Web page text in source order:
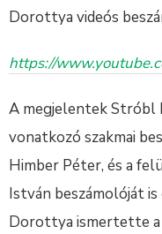
Dorottya videós
https://
A megjelentek
vonatkozó szakmai
Himber Péter, és a
István beszámolóját
Dorottya ismertette a